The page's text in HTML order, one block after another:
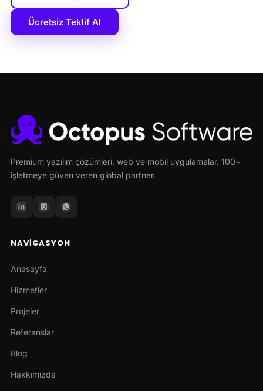
Ücretsiz Teklif Al
Premium yazılım çözümleri, web ve mobil uygulamalar. 100+
işletmeye güven veren global partner.
NAVIGASYON
Anasayfa
Hizmetler
Projeler
Referanslar
Blog
Hakkımızda